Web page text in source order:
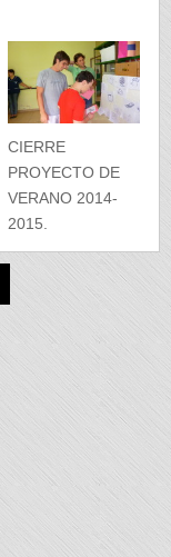
CIERRE
PROYECTO DE
VERANO 2014-
2015.